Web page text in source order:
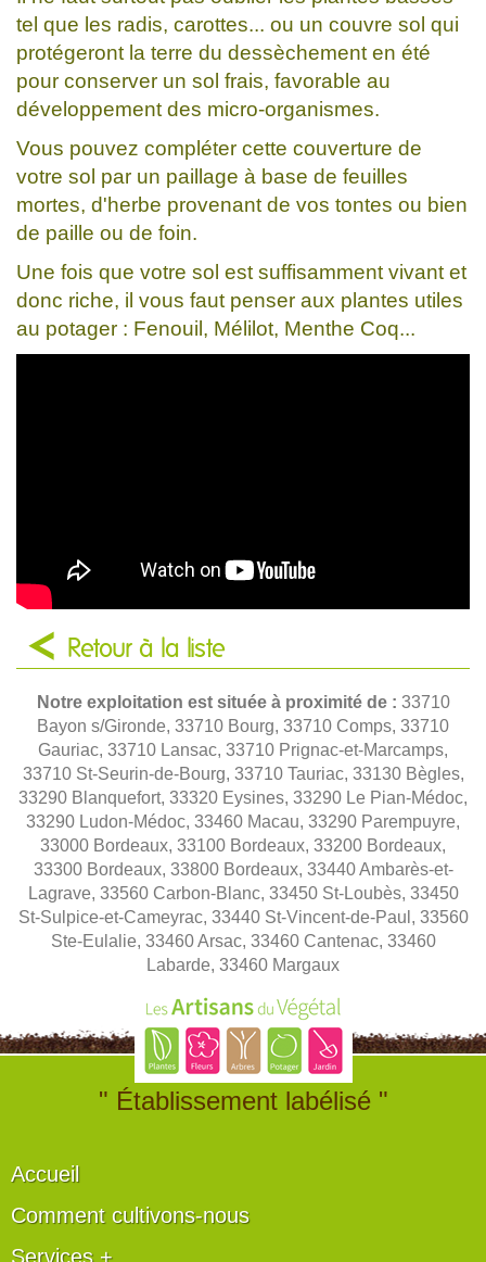
tel que les radis, carottes... ou un couvre sol qui
protégeront la terre du dessèchement en été
pour conserver un sol frais, favorable au
développement des micro-organismes.
Vous pouvez compléter cette couverture de
votre sol par un paillage à base de feuilles
mortes, d'herbe provenant de vos tontes ou bien
de paille ou de foin.
Une fois que votre sol est suffisamment vivant et
donc riche, il vous faut penser aux plantes utiles
au potager : Fenouil, Mélilot, Menthe Coq...
Retour à la liste
Notre exploitation est située à proximité de : 33710
Bayon s/Gironde, 33710 Bourg, 33710 Comps, 33710
Gauriac, 33710 Lansac, 33710 Prignac-et-Marcamps,
33710 St-Seurin-de-Bourg, 33710 Tauriac, 33130 Bègles,
33290 Blanquefort, 33320 Eysines, 33290 Le Pian-Médoc,
33290 Ludon-Médoc, 33460 Macau, 33290 Parempuyre,
33000 Bordeaux, 33100 Bordeaux, 33200 Bordeaux,
33300 Bordeaux, 33800 Bordeaux, 33440 Ambarès-et-
Lagrave, 33560 Carbon-Blanc, 33450 St-Loubès, 33450
St-Sulpice-et-Cameyrac, 33440 St-Vincent-de-Paul, 33560
Ste-Eulalie, 33460 Arsac, 33460 Cantenac, 33460
Labarde, 33460 Margaux
" Établissement labélisé "
Accueil
Comment cultivons-nous
Services +